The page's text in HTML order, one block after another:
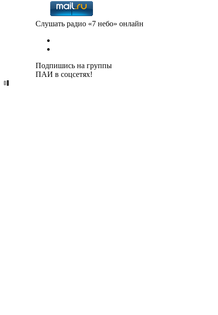
Слушать радио «7 небо» онлайн
Подпишись на группы
ПАИ в соцсетях!